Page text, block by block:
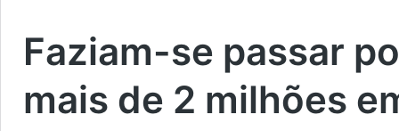
Faziam-se passar
mais de 2 milhões